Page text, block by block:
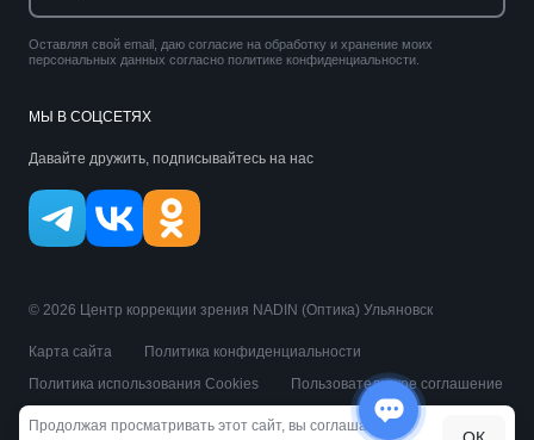
Оставляя свой email, даю согласие на обработку и хранение моих
персональных данных согласно политике конфиденциальности.
МЫ В СОЦСЕТЯХ
Давайте дружить, подписывайтесь на нас
© 2026 Центр коррекции зрения NADIN (Оптика) Ульяновск
Карта сайта
Политика конфиденциальности
Политика использования Cookies
Пользовательское соглашение
Публичная оферта
Продолжая просматривать этот сайт, вы соглашаетесь